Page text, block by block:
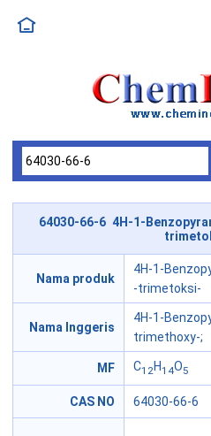
64030-66-6 4H-1-
Nama produk
4H-1-
-trimetoksi-
Nama Inggeris
4H-1-
trimethoxy-;
MF C12H14O5
CAS NO 64030-66-6